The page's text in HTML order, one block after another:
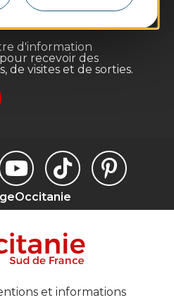
d'information
recevoir des
de visites et de sorties.
et informations